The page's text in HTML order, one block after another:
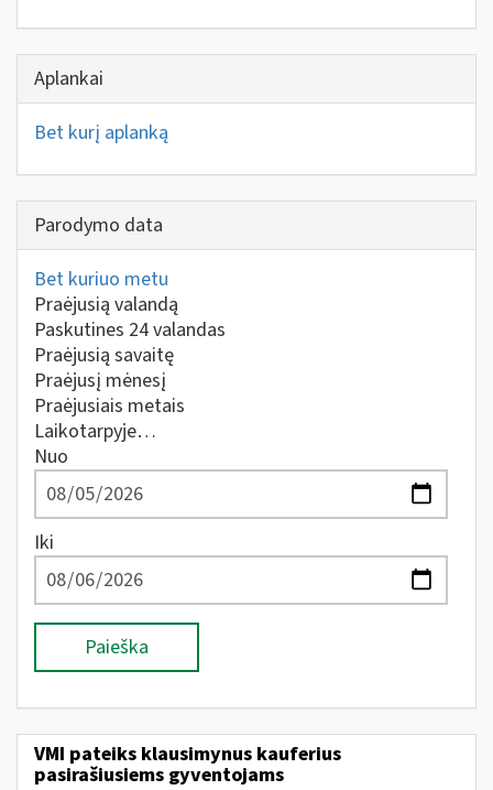
Aplankai
Bet kurį aplanką
Parodymo data
Bet kuriuo metu
Praėjusią valandą
Paskutines 24 valandas
Praėjusią savaitę
Praėjusį mėnesį
Praėjusiais metais
Laikotarpyje…
Nuo
Iki
Paieška
VMI pateiks klausimynus kauferius
pasirašiusiems gyventojams